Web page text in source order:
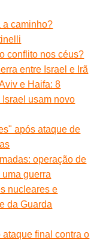
a caminho?
conflito nos céus?
entre Israel e Irã
e Haifa: 8
usam novo
após ataque de
operação de
guerra
nucleares e
da Guarda
final contra o